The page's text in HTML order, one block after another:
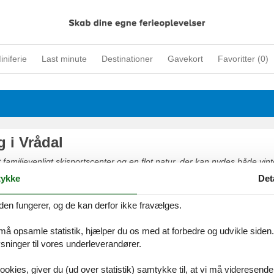
Last minute Destinationer Gavekort Favoritter (0)
i Vrådal
familievenligt skisportscenter og en flot natur, der kan nydes både
beliggenhed ved søerne Nisser og Vråvatn gør området til et
lystfiskere og de, som blot nyder en tur på vandet – med eller uden
mange skønne vandre- og cykelruter.
fungerer, og de kan derfor ikke fravælges.
opsamle statistik, hjælper du os med at forbedre og udvikle
til vores underleverandører.
giver du (ud over statistik) samtykke til, at vi må